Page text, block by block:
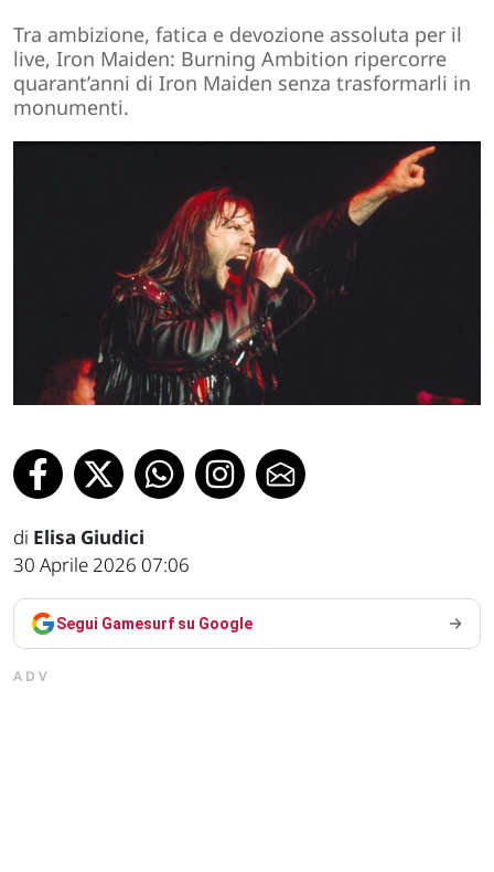
Tra ambizione, fatica e devozione assoluta per il
live, Iron Maiden: Burning Ambition ripercorre
quarant’anni di Iron Maiden senza trasformarli in
monumenti.
di Elisa Giudici
30 Aprile 2026 07:06
Segui Gamesurf su Google
ADV